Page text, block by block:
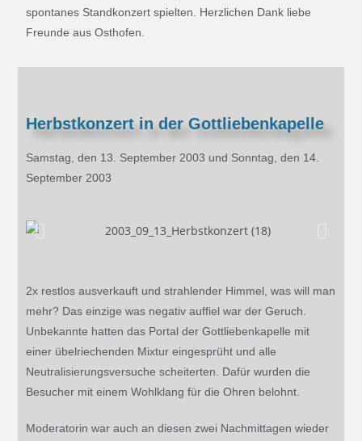
spontanes Standkonzert spielten. Herzlichen Dank liebe
Freunde aus Osthofen.
Herbstkonzert in der Gottliebenkapelle
Samstag, den 13. September 2003 und Sonntag, den 14.
September 2003
2x restlos ausverkauft und strahlender Himmel, was will man
mehr? Das einzige was negativ auffiel war der Geruch.
Unbekannte hatten das Portal der Gottliebenkapelle mit
einer übelriechenden Mixtur eingesprüht und alle
Neutralisierungsversuche scheiterten. Dafür wurden die
Besucher mit einem Wohlklang für die Ohren belohnt.
Moderatorin war auch an diesen zwei Nachmittagen wieder